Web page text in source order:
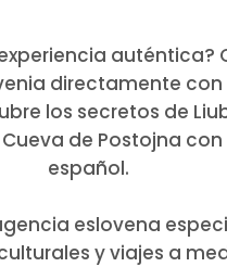
auténtica?
directamente
los secretos de
de Postojna
español.
eslovena
y viajes a